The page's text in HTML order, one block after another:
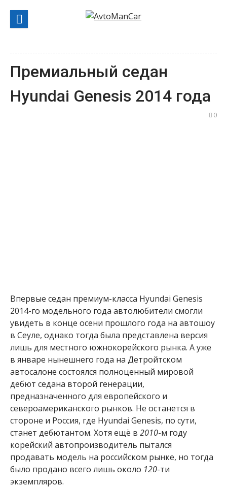
содержанию
Премиальный седан
Hyundai Genesis 2014 года
0
Впервые седан премиум-класса Hyundai Genesis
2014-го модельного года автолюбители смогли
увидеть в конце осени прошлого года на автошоу
в Сеуле, однако тогда была представлена версия
лишь для местного южнокорейского рынка. А уже
в январе нынешнего года на Детройтском
автосалоне состоялся полноценный мировой
дебют седана второй генерации,
предназначенного для европейского и
североамериканского рынков. Не останется в
стороне и Россия, где Hyundai Genesis, по сути,
станет дебютантом. Хотя ещё в 2010-м году
корейский автопроизводитель пытался
продавать модель на российском рынке, но тогда
было продано всего лишь около 120-ти
экземпляров.